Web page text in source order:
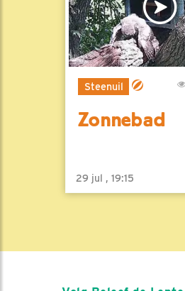
Steenuil
Zonnebad
29 jul , 19:15